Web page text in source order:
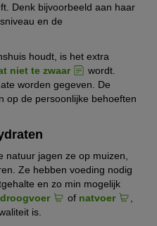
Denk bijvoorbeeld aan haar
en de
houdt, is het extra
niet te zwaar
wordt.
worden gegeven. De
op de persoonlijke behoeften
natuur jagen ze op muizen,
Ze hebben voeding nodig
en zo min mogelijk
droogvoer of natvoer
is.